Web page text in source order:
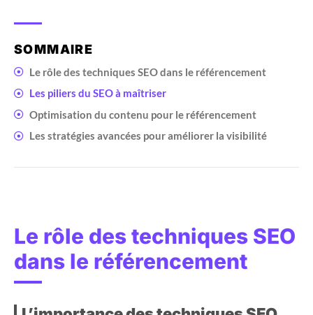
SOMMAIRE
Le rôle des techniques SEO dans le référencement
Les piliers du SEO à maîtriser
Optimisation du contenu pour le référencement
Les stratégies avancées pour améliorer la visibilité
Le rôle des techniques SEO
dans le référencement